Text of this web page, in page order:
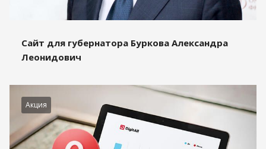
Сайт для губернатора Буркова Александра
Леонидович
Акция